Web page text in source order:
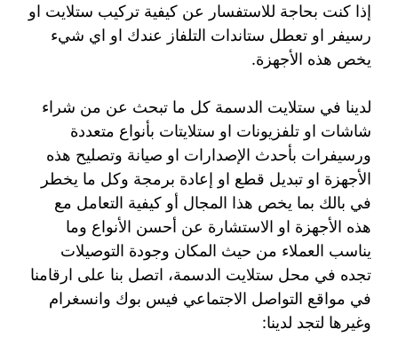
إذا كنت بحاجة للاستفسار عن كيفية تركيب ستلايت او
رسيفر او تعطل ستاندات التلفاز عندك او اي شيء
يخص هذه الأجهزة.
لدينا في ستلايت الدسمة كل ما تبحث عن من شراء
شاشات او تلفزيونات او ستلايتات بأنواع متعددة
ورسيفرات بأحدث الإصدارات او صيانة وتصليح هذه
الأجهزة او تبديل قطع او إعادة برمجة وكل ما يخطر
في بالك بما يخص هذا المجال أو كيفية التعامل مع
هذه الأجهزة او الاستشارة عن أحسن الأنواع وما
يناسب العملاء من حيث المكان وجودة التوصيلات
تجده في محل ستلايت الدسمة، اتصل بنا على ارقامنا
في مواقع التواصل الاجتماعي فيس بوك وانسغرام
وغيرها لتجد لدينا: